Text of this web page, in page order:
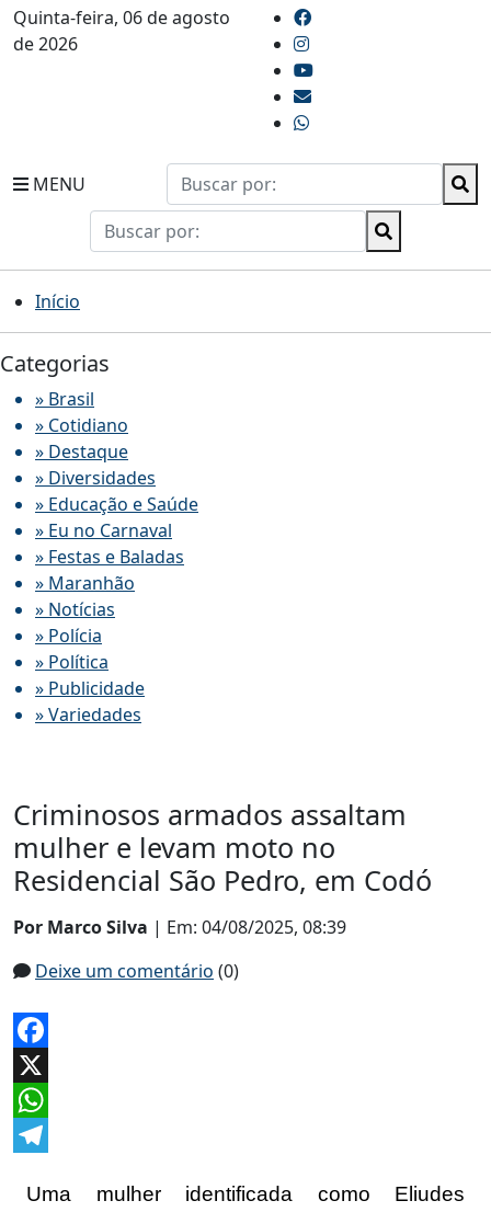
Quinta-feira, 06 de agosto
de 2026
MENU
Início
Categorias
» Brasil
» Cotidiano
» Destaque
» Diversidades
» Educação e Saúde
» Eu no Carnaval
» Festas e Baladas
» Maranhão
» Notícias
» Polícia
» Política
» Publicidade
» Variedades
Criminosos armados assaltam
mulher e levam moto no
Residencial São Pedro, em Codó
Por Marco Silva | Em: 04/08/2025, 08:39
Deixe um comentário (0)
Facebook
X
WhatsApp
Uma mulher identificada como Eliudes